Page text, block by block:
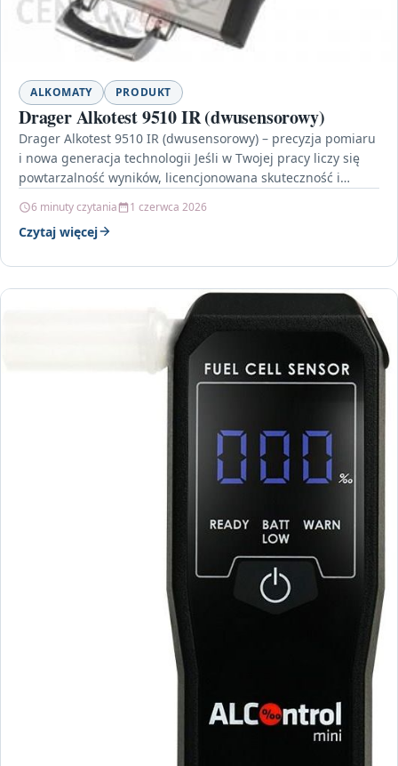
ALKOMATY PRODUKT
Drager Alkotest 9510 IR (dwusensorowy)
Drager Alkotest 9510 IR (dwusensorowy) – precyzja pomiaru
i nowa generacja technologii Jeśli w Twojej pracy liczy się
powtarzalność wyników, licencjonowana skuteczność i
6 minuty czytania 1 czerwca 2026
Czytaj więcej